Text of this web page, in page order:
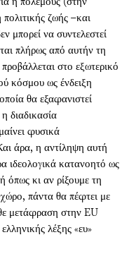
ζωής –και
μπορεί να συντελεστεί
πλήρως από αυτήν τη
στο εξωτερικό
κόσμου ως ένδειξη
θα εξαφανιστεί
διαδικασία
φυσικά
άρα, η αντίληψη αυτή
ιδεολογικά κατανοητό ως
όπως κι αν ρίξουμε τη
πάντα θα πέφτει με
μετάφραση στην EU
λέξης «ευ»